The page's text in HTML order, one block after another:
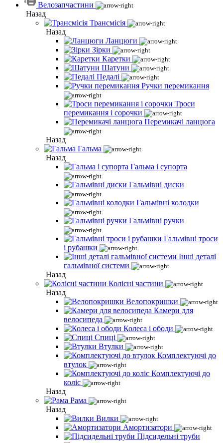
Велозапчастини
Назад
Трансмісія
Назад
Ланцюги
Зірки
Каретки
Шатуни
Педалі
Ручки перемикання
Троси
перемикання і сорочки
Перемикачі ланцюга
Назад
Гальма
Назад
Гальма і супорта
Гальмівні диски
Гальмівні колодки
Гальмівні ручки
Гальмівні троси
і рубашки
Інші деталі
гальмівної системи
Назад
Колісні частини
Назад
Велопокришки
Камери для
велосипеда
Колеса і ободи
Спиці
Втулки
Комплектуючі до
втулок
Комплектуючі до
коліс
Назад
Рама
Назад
Вилки
Амортизатори
Підсидельні труби